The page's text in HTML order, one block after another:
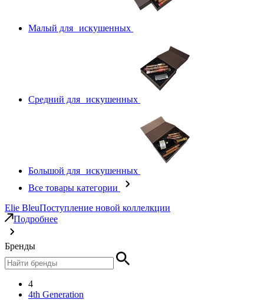
Малый для искушенных
Средний для искушенных
Большой для искушенных
Все товары категории
Elie BleuПоступление новой коллелкции
Подробнее
Бренды
4
4th Generation